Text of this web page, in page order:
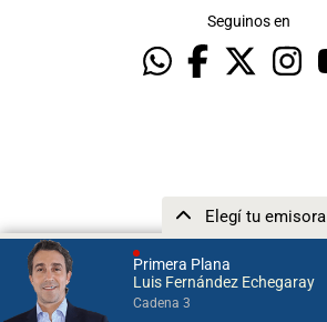
Primera Plana
Luis Fernández Echegaray
Cadena 3
Elegí tu emisora
Seguinos en